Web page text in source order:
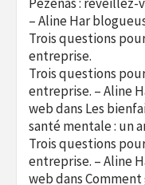
– Aline Har
Trois questions
entreprise.
Trois questions
entreprise. – Aline
webdans Les
santé mentale : un
Trois questions
entreprise. – Aline
webdansComment